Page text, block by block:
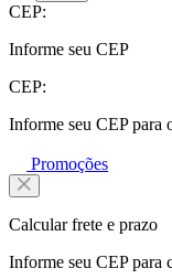
CEP:
Informe seu CEP
CEP:
Informe seu CEP para
Promoções
Calcular frete e prazo
Informe seu CEP para